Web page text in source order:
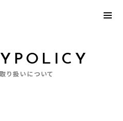
り扱いについて